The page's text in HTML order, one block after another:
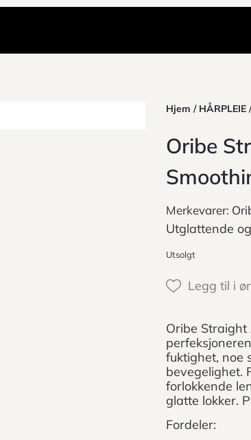
Hjem / HÅRPLEIE
Oribe
Merkevarer:
Utglattende
Utsolgt
Legg til i
Oribe
fuktighet, noe
bevegelighet.
forlokkende
glatte lokker.
Fordeler: